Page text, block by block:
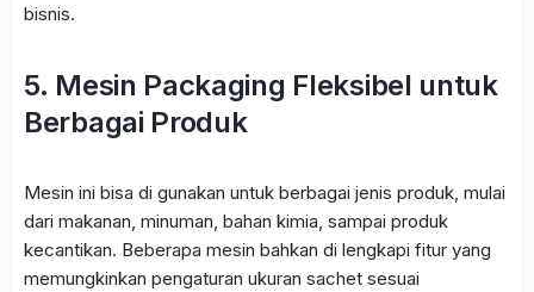
bisnis.
5. Mesin Packaging Fleksibel untuk
Berbagai Produk
Mesin ini bisa di gunakan untuk berbagai jenis produk, mulai
dari makanan, minuman, bahan kimia, sampai produk
kecantikan. Beberapa mesin bahkan di lengkapi fitur yang
memungkinkan pengaturan ukuran sachet sesuai